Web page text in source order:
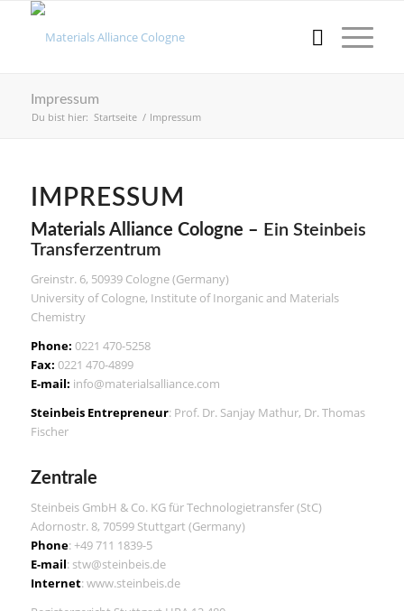
Impressum
Du bist hier: Startseite / Impressum
IMPRESSUM
Materials Alliance Cologne – Ein Steinbeis
Transferzentrum
Greinstr. 6, 50939 Cologne (Germany)
University of Cologne, Institute of Inorganic and Materials
Chemistry
Phone: 0221 470-5258
Fax: 0221 470-4899
E-mail: info@materialsalliance.com
Steinbeis Entrepreneur: Prof. Dr. Sanjay Mathur, Dr. Thomas
Fischer
Zentrale
Steinbeis GmbH & Co. KG für Technologietransfer (StC)
Adornostr. 8, 70599 Stuttgart (Germany)
Phone: +49 711 1839-5
E-mail: stw@steinbeis.de
Internet: www.steinbeis.de